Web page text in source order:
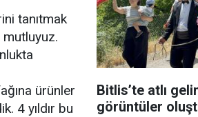
tanıtmak
mutluyuz.
ürünler
4 yıldır bu
Bitlis’te atlı
görüntüler